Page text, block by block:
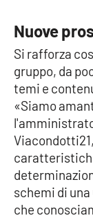
RUBRICHE
Good
Parchi
Leggendo
Imprese Di
Le perfidie
Nuove
Si rafforza
gruppo, da
temi e
«Siamo
Viacondotti21,
schemi di
che